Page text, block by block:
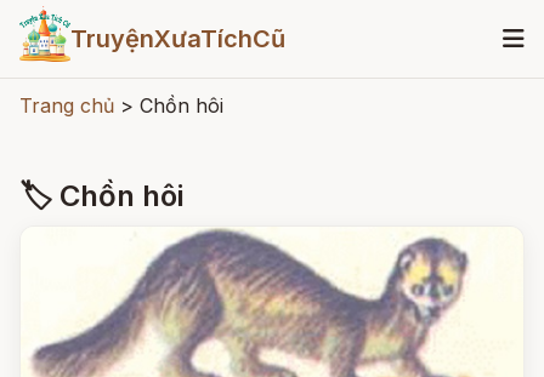
TruyệnXưaTíchCũ
Trang chủ > Chồn hôi
🏷 Chồn hôi